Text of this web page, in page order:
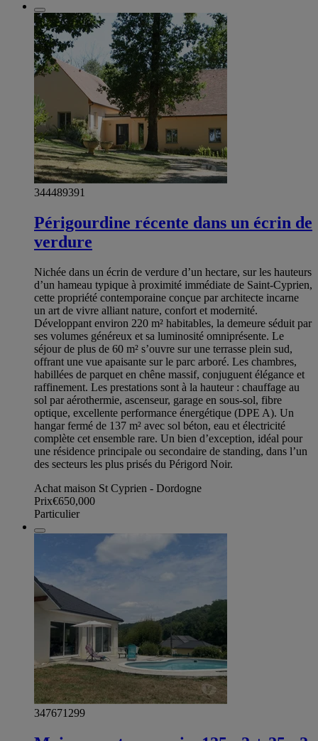
344489391
Périgourdine récente dans un écrin de
verdure
Nichée dans un écrin de verdure d’un hectare, sur les hauteurs
d’un hameau typique à proximité immédiate de Saint-Cyprien,
cette propriété contemporaine conçue par architecte incarne
un art de vivre alliant nature, confort et modernité.
Développant environ 220 m² habitables, la demeure séduit par
ses volumes généreux et sa luminosité omniprésente. Le
séjour de plus de 60 m² s’ouvre sur une terrasse plein sud,
offrant une vue apaisante sur le parc arboré. Les chambres,
habillées de parquet en chêne massif, conjuguent élégance et
raffinement. Les prestations sont à la hauteur : chauffage au
sol par aérothermie, ascenseur, garage en sous-sol, fibre
optique, excellente performance énergétique (DPE A). Un
hangar fermé de 137 m² avec sol béton, eau et électricité
complète cet ensemble rare. Un bien d’exception, idéal pour
une résidence principale ou secondaire de standing, dans l’un
des secteurs les plus prisés du Périgord Noir.
Achat maison St Cyprien - Dordogne
Prix€650,000
Particulier
347671299